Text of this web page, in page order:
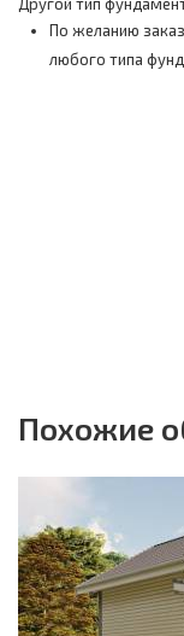
По желанию
любого типа
Похожие